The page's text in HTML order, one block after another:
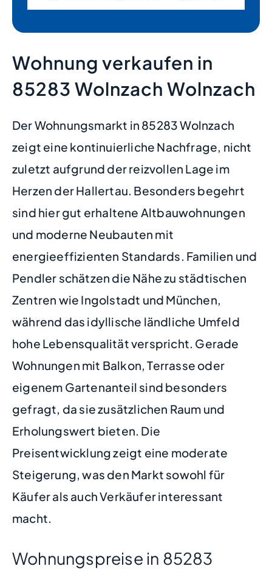
Wohnung verkaufen in
85283 Wolnzach Wolnzach
Der Wohnungsmarkt in 85283 Wolnzach
zeigt eine kontinuierliche Nachfrage, nicht
zuletzt aufgrund der reizvollen Lage im
Herzen der Hallertau. Besonders begehrt
sind hier gut erhaltene Altbauwohnungen
und moderne Neubauten mit
energieeffizienten Standards. Familien und
Pendler schätzen die Nähe zu städtischen
Zentren wie Ingolstadt und München,
während das idyllische ländliche Umfeld
hohe Lebensqualität verspricht. Gerade
Wohnungen mit Balkon, Terrasse oder
eigenem Gartenanteil sind besonders
gefragt, da sie zusätzlichen Raum und
Erholungswert bieten. Die
Preisentwicklung zeigt eine moderate
Steigerung, was den Markt sowohl für
Käufer als auch Verkäufer interessant
macht.
Wohnungspreise in 85283